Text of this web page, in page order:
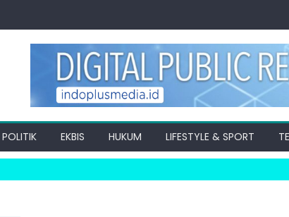
POLITIK EKBIS HUKUM LIFESTYLE & SPORT